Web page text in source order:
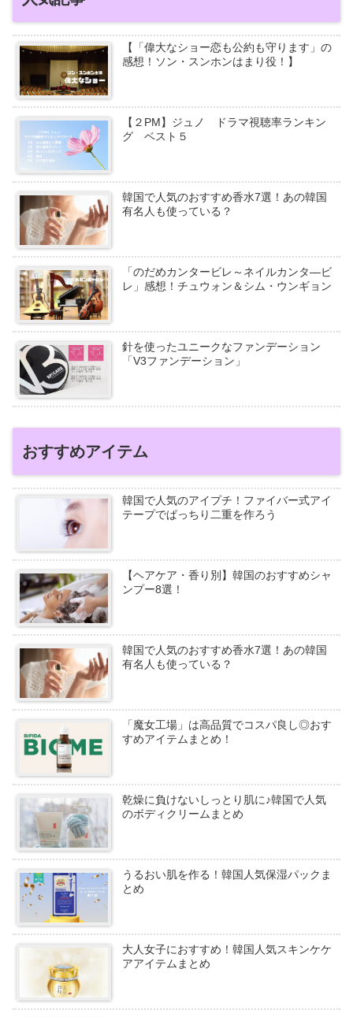
【「偉大なショー恋も公約も守ります」の
感想！ソン・スンホンはまり役！】
【２PM】ジュノ ドラマ視聴率ランキン
グ ベスト５
韓国で人気のおすすめ香水7選！あの韓国
有名人も使っている？
「のだめカンタービレ～ネイルカンタ―ビ
レ」感想！チュウォン＆シム・ウンギョン
針を使ったユニークなファンデーション
「V3ファンデーション」
おすすめアイテム
韓国で人気のアイプチ！ファイバー式アイ
テープでぱっちり二重を作ろう
【ヘアケア・香り別】韓国のおすすめシャ
ンプー8選！
韓国で人気のおすすめ香水7選！あの韓国
有名人も使っている？
「魔女工場」は高品質でコスパ良し◎おす
すめアイテムまとめ！
乾燥に負けないしっとり肌に♪韓国で人気
のボディクリームまとめ
うるおい肌を作る！韓国人気保湿パックま
とめ
大人女子におすすめ！韓国人気スキンケケ
アアイテムまとめ